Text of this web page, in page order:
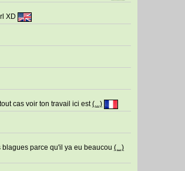
XD
cas voir ton travail ici est(...)
parce qu'il ya eu beaucou (...)